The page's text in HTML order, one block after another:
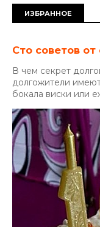
ИЗБРАННОЕ
Сто советов от
В чем секрет
долгожители
бокала виски или